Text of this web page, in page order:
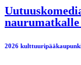
2026